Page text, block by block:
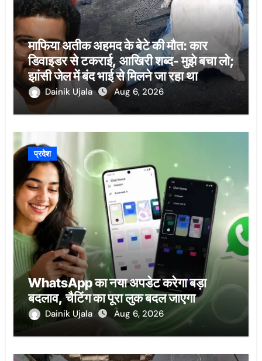
माफिया अतीक अहमद के बेटे की मौत: कार
डिवाइडर से टकराई, आखिरी शब्द- मुझे बचा लो;
झांसी जेल में बंद भाई से मिलने जा रहा था
Dainik Ujala Aug 6, 2026
प्रदेश
WhatsApp का नया अपडेट करेगा बड़ा
बदलाव, चैटिंग का पूरा लुक बदल जाएगा
Dainik Ujala Aug 6, 2026